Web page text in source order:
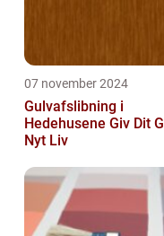
07 november 2024
Gulvafslibning i
Hedehusene Giv Dit Gulv
Nyt Liv